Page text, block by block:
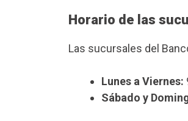
Horario de las
Las sucursales del
Lunes a Viernes:
Sábado y